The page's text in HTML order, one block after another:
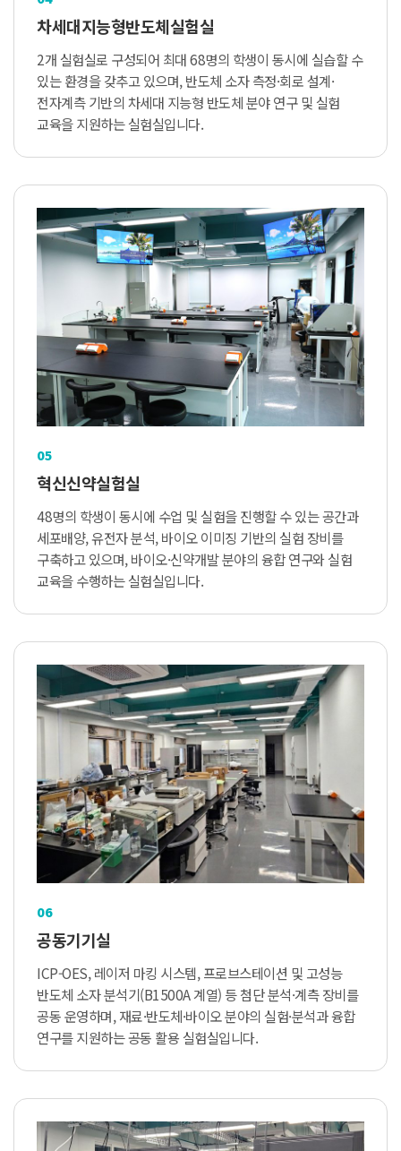
차세대지능형반도체실험실
2개 실험실로 구성되어 최대 68명의 학생이 동시에 실습할 수
있는 환경을 갖추고 있으며, 반도체 소자 측정·회로 설계·
전자계측 기반의 차세대 지능형 반도체 분야 연구 및 실험
교육을 지원하는 실험실입니다.
05
혁신신약실험실
48명의 학생이 동시에 수업 및 실험을 진행할 수 있는 공간과
세포배양, 유전자 분석, 바이오 이미징 기반의 실험 장비를
구축하고 있으며, 바이오·신약개발 분야의 융합 연구와 실험
교육을 수행하는 실험실입니다.
06
공동기기실
ICP-OES, 레이저 마킹 시스템, 프로브스테이션 및 고성능
반도체 소자 분석기(B1500A 계열) 등 첨단 분석·계측 장비를
공동 운영하며, 재료·반도체·바이오 분야의 실험·분석과 융합
연구를 지원하는 공동 활용 실험실입니다.